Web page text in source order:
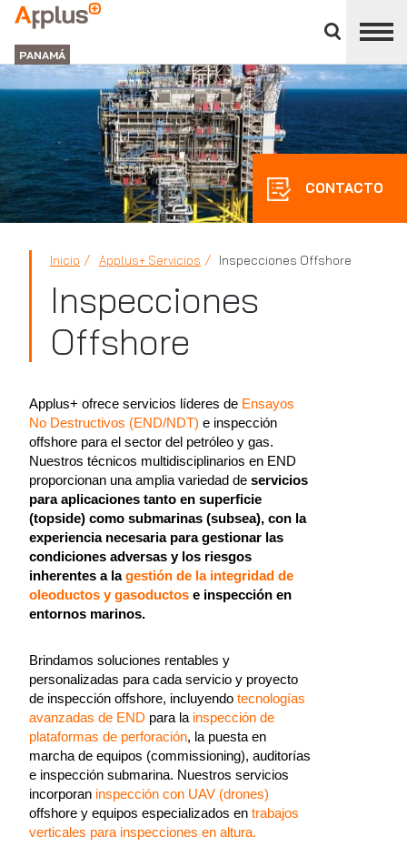
panel
APPLUS+
GROUP
PANAMÁ
CONTACTO
Inicio Applus+ Servicios Inspecciones Offshore
Inspecciones
Offshore
Applus+ ofrece servicios líderes de Ensayos
No Destructivos (END/NDT) e inspección
offshore para el sector del petróleo y gas.
Nuestros técnicos multidisciplinarios en END
proporcionan una amplia variedad de servicios
para aplicaciones tanto en superficie
(topside) como submarinas (subsea), con la
experiencia necesaria para gestionar las
condiciones adversas y los riesgos
inherentes a lagestión de la integridad de
oleoductos y gasoductos e inspección en
entornos marinos.
Brindamos soluciones rentables y
personalizadas para cada servicio y proyecto
de inspección offshore, incluyendo tecnologías
avanzadas de END para la inspección de
plataformas de perforación, la puesta en
marcha de equipos (commissioning), auditorías
e inspección submarina. Nuestros servicios
incorporan inspección con UAV (drones)
offshore y equipos especializados en trabajos
verticales para inspecciones en altura.